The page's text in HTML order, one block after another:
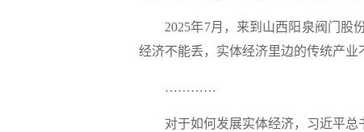
2025年7月，来到山西阳泉阀门股份
经济不能丢，实体经济里边的传统产业
…………
对于如何发展实体经济，习近平总